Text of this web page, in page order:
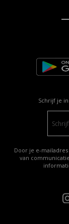
Schrijf je
Door je e-
van